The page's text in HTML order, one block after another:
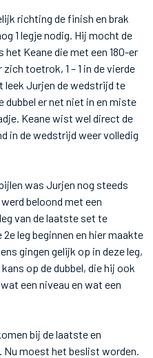
richting de finish en brak
1 legje nodig. Hij mocht de
het Keane die met een 180-er
toetrok, 1 – 1 in de vierde
leek Jurjen de wedstrijd te
dubbel er net niet in en miste
Keane wist wel direct de
in de wedstrijd weer volledig
was Jurjen nog steeds
beloond met een
van de laatste set te
leg beginnen en hier maakte
gingen gelijk op in deze leg,
op de dubbel, die hij ook
een niveau en wat een
bij de laatste en
moest het beslist worden.